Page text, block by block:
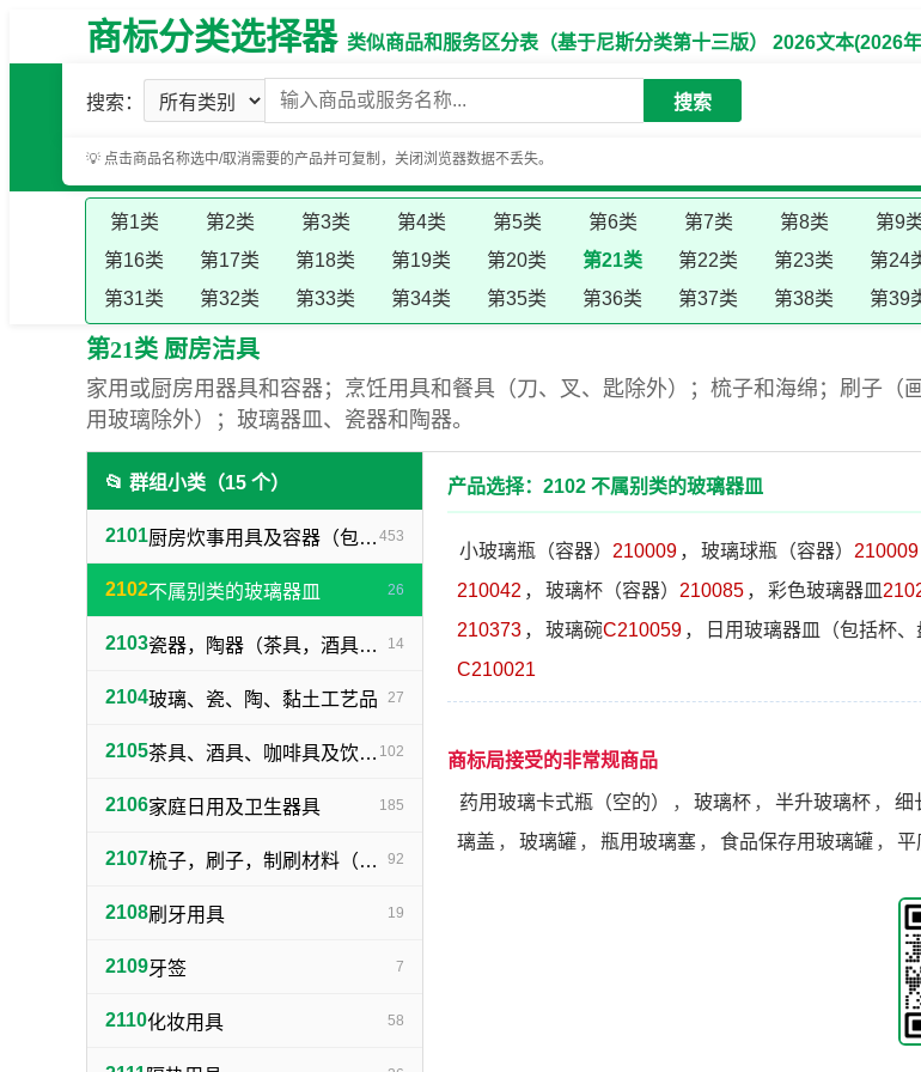
商标分类选择器类似商品和服务区分表（基于尼斯分类第十三版） 2026文本(2026
搜索： 搜索
💡 点击商品名称选中/取消需要的产品并可复制，关闭浏览器数据不丢失。
第1类 第2类 第3类 第4类 第5类 第6类 第7类 第8类 第9
第16类
第17类 第18类 第19类 第20类 第21类 第22类 第23类 第24
第31类
第32类 第33类 第34类 第35类 第36类 第37类 第38类 第39
第21类 厨房洁具
家用或厨房用器具和容器；烹饪用具和餐具（刀、叉、匙除外）；梳子和海绵；刷子
用玻璃除外）；玻璃器皿、瓷器和陶器。
📂 群组小类（15 个）
2101 厨房炊事用具及容器（包括不属别类的餐具） 453
2102不属别类的玻璃器皿 26
2103 瓷器，陶器（茶具，酒具除外） 14
2104玻璃、瓷、陶、黏土工艺品 27
2105 茶具、酒具、咖啡具及饮水用具 102
2106家庭日用及卫生器具 185
2107 梳子，刷子，制刷材料（不包括牙刷） 92
2108刷牙用具 19
2109牙签 7
2110化妆用具 58
产品选择：2102 不属别类的玻璃器皿
小玻璃瓶（容器） 210009 ， 玻璃球瓶（容器） 210009
210042 ， 玻璃杯（容器） 210085 ， 彩色玻璃器皿
210373 ， 玻璃碗C210059 ， 日用玻璃器皿（包括杯、
C210021
商标局接受的非常规商品
药用玻璃卡式瓶（空的） ， 玻璃杯 ， 半升玻璃杯 ， 细
璃盖 ， 玻璃罐 ， 瓶用玻璃塞 ， 食品保存用玻璃罐 ， 平